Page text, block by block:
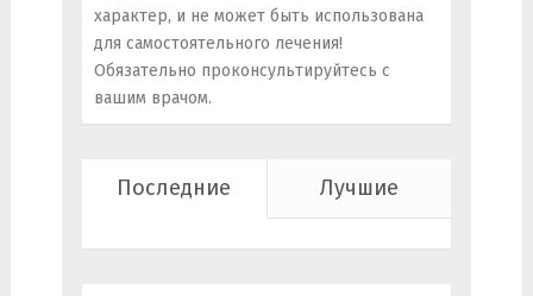
характер, и не может быть использована
для самостоятельного лечения!
Обязательно проконсультируйтесь с
вашим врачом.
Последние Лучшие